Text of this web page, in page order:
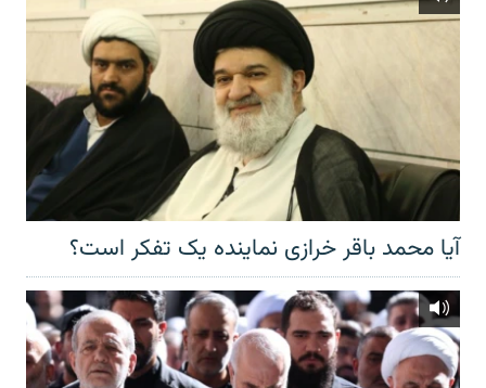
آیا محمد باقر خرازی نماینده یک تفکر است؟